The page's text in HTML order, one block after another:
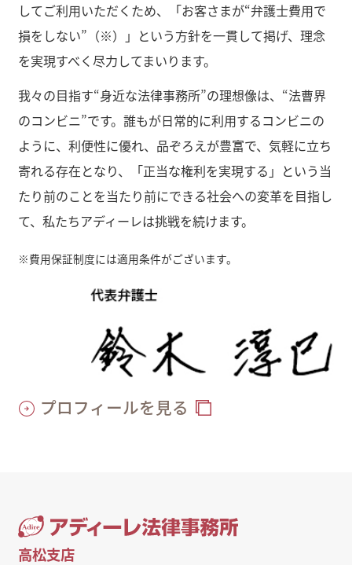
してご利用いただくため、「お客さまが“弁護士費用で
損をしない”（※）」という方針を一貫して掲げ、理念
を実現すべく尽力してまいります。
我々の目指す“身近な法律事務所”の理想像は、“法曹界
のコンビニ”です。誰もが日常的に利用するコンビニの
ように、利便性に優れ、品ぞろえが豊富で、気軽に立ち
寄れる存在となり、「正当な権利を実現する」という当
たり前のことを当たり前にできる社会への変革を目指し
て、私たちアディーレは挑戦を続けます。
※費用保証制度には適用条件がございます。
プロフィールを見る
高松支店